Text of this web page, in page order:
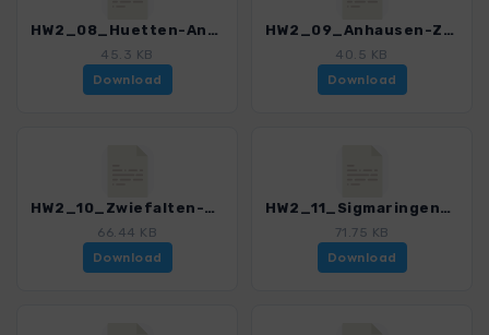
HW2_08_Huetten-Anhausen_4549_1.gpx
45.3 KB
Download
HW2_09_Anhausen-Zwiefalten_4549_1.gpx
40.5 KB
Download
HW2_10_Zwiefalten-Sigmaringen_4549_1.gpx
66.44 KB
Download
HW2_11_Sigmaringen-Hausen_4549_1.gpx
71.75 KB
Download